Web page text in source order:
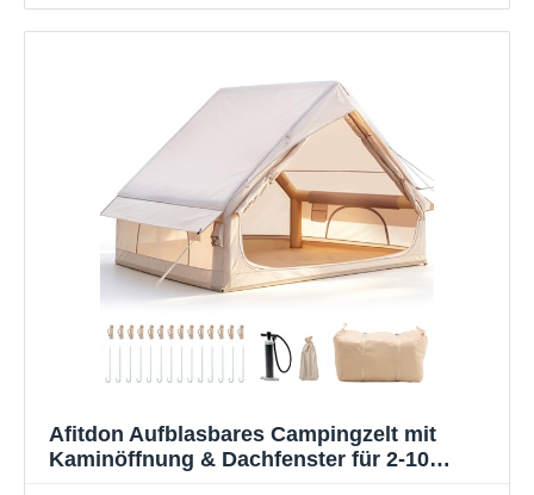
Afitdon Aufblasbares Campingzelt mit
Kaminöffnung & Dachfenster für 2-10